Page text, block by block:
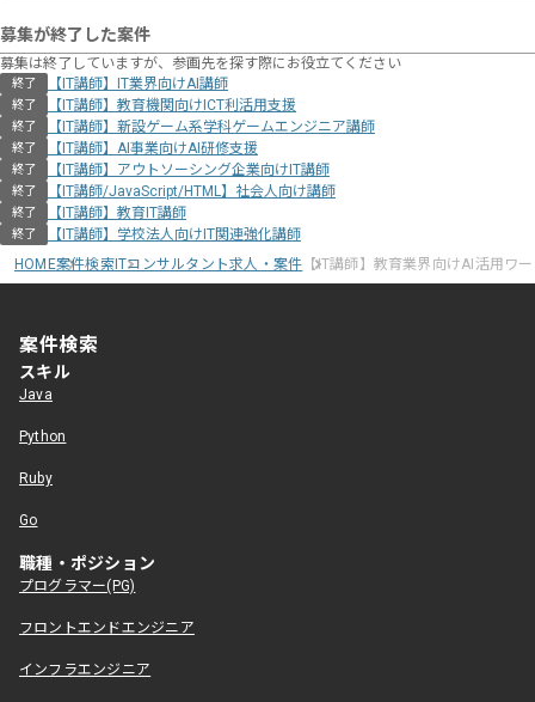
募集が終了した案件
募集は終了していますが、参画先を探す際にお役立てください
終了 【IT講師】IT業界向けAI講師
終了 【IT講師】教育機関向けICT利活用支援
終了 【IT講師】新設ゲーム系学科ゲームエンジニア講師
終了 【IT講師】AI事業向けAI研修支援
終了 【IT講師】アウトソーシング企業向けIT講師
終了 【IT講師/JavaScript/HTML】社会人向け講師
終了 【IT講師】教育IT講師
終了
【IT講師】学校法人向けIT関連強化講師
HOME案件検索ITコンサルタント求人・案件 【IT講師】教育業界向けAI活用ワ
案件検索
スキル
Java
Python
Ruby
Go
職種・ポジション
プログラマー(PG)
フロントエンドエンジニア
インフラエンジニア